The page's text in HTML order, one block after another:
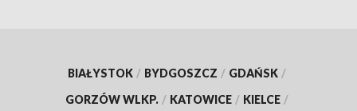
BIAŁYSTOK / BYDGOSZCZ / GDAŃSK /
GORZÓW WLKP. / KATOWICE / KIELCE /